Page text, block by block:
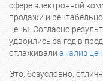
сфере электронной
продажи и
цены. Согласно
удвоились за год в
отлаживали анализ цен
Это, безусловно,